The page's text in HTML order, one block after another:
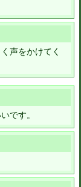
声をかけてく
です。